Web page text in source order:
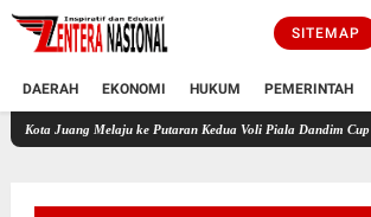
SITEMAP
DAERAH EKONOMI HUKUM PEMERINTAH
Melaju ke Putaran Kedua Voli Piala Dandim Cup 0111/Bireuen